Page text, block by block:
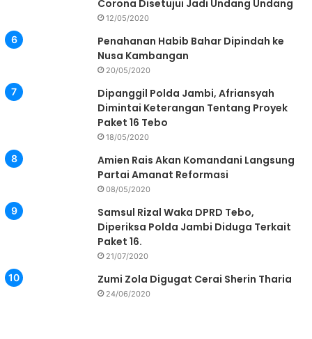
Corona Disetujui Jadi Undang Undang
12/05/2020
Penahanan Habib Bahar Dipindah ke
Nusa Kambangan
20/05/2020
Dipanggil Polda Jambi, Afriansyah
Dimintai Keterangan Tentang Proyek
Paket 16 Tebo
18/05/2020
Amien Rais Akan Komandani Langsung
Partai Amanat Reformasi
08/05/2020
Samsul Rizal Waka DPRD Tebo,
Diperiksa Polda Jambi Diduga Terkait
Paket 16.
21/07/2020
Zumi Zola Digugat Cerai Sherin Tharia
24/06/2020